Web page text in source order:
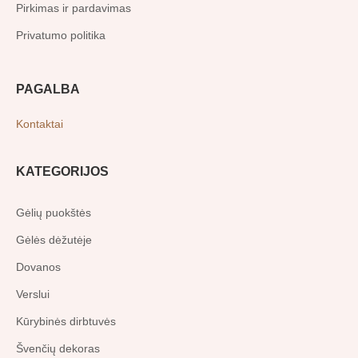
Pirkimas ir pardavimas
Privatumo politika
PAGALBA
Kontaktai
KATEGORIJOS
Gėlių puokštės
Gėlės dėžutėje
Dovanos
Verslui
Kūrybinės dirbtuvės
Švenčių dekoras